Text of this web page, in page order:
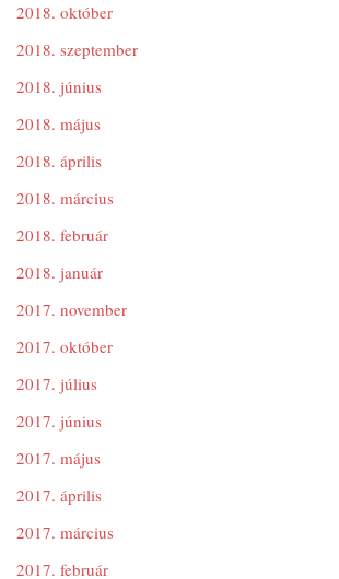
2018. október
2018. szeptember
2018. június
2018. május
2018. április
2018. március
2018. február
2018. január
2017. november
2017. október
2017. július
2017. június
2017. május
2017. április
2017. március
2017. február